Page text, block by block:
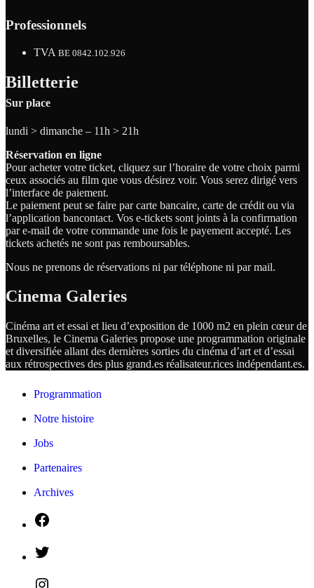
Professionnels
TVA BE 0842.102.926
Billetterie
Sur place
lundi > dimanche – 11h > 21h
Réservation en ligne
Pour acheter votre ticket, cliquez sur l’horaire de votre choix parmi
ceux associés au film que vous désirez voir. Vous serez dirigé vers
l’interface de paiement.
Le paiement peut se faire par carte bancaire, carte de crédit ou via
l’application bancontact. Vos e-tickets sont joints à la confirmation
par e-mail de votre commande une fois le payement accepté. Les
tickets achetés ne sont pas remboursables.
Nous ne prenons de réservations ni par téléphone ni par mail.
Cinema Galeries
Cinéma art et essai et lieu d’exposition de 1000 m2 en plein cœur de
Bruxelles, le Cinema Galeries propose une programmation originale
et diversifiée allant des dernières sorties du cinéma d’art et d’essai
aux rétrospectives des plus grand.es réalisateur.rices indépendant.es.
Programmation
Notre histoire
Jobs
Partenaires
Archives